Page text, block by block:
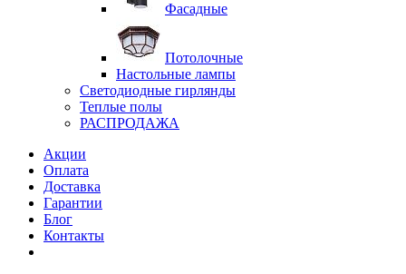
Фасадные
Потолочные
Настольные лампы
Светодиодные гирлянды
Теплые полы
РАСПРОДАЖА
Акции
Оплата
Доставка
Гарантии
Блог
Контакты